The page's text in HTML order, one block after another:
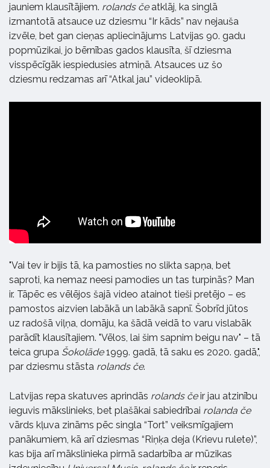
jauniem klausītājiem. rolands če atklāj, ka singlā
izmantotā atsauce uz dziesmu “Ir kāds” nav nejauša
izvēle, bet gan cieņas apliecinājums Latvijas 90. gadu
popmūzikai, jo bērnības gados klausīta, šī dziesma
visspēcīgāk iespiedusies atmiņā. Atsauces uz šo
dziesmu redzamas arī “Atkal jau” videoklipā.
"Vai tev ir bijis tā, ka pamosties no slikta sapņa, bet
saproti, ka nemaz neesi pamodies un tas turpinās? Man
ir. Tāpēc es vēlējos šajā video atainot tieši pretējo – es
pamostos aizvien labākā un labākā sapnī. Šobrīd jūtos
uz radošā viļņa, domāju, ka šādā veidā to varu vislabāk
parādīt klausītajiem. "Vēlos, lai šim sapnim beigu nav" – tā
teica grupa Šokolāde1999. gadā, tā saku es 2020. gadā,",
par dziesmu stāsta rolands če.
Latvijas repa skatuves aprindās rolands čeir jau atzinību
ieguvis mākslinieks, bet plašākai sabiedrībai rolanda če
vārds kļuva zināms pēc singla “Tort” veiksmīgajiem
panākumiem, kā arī dziesmas “Riņķa deja (Krievu rulete)”,
kas bija arī mākslinieka pirmā sadarbība ar mūzikas